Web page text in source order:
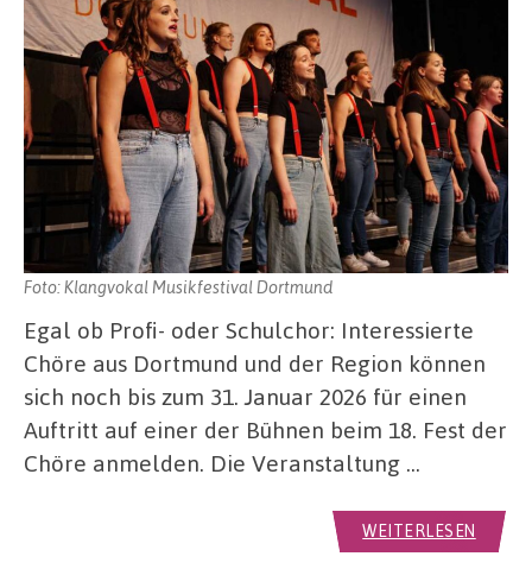
Foto: Klangvokal Musikfestival Dortmund
Egal ob Profi- oder Schulchor: Interessierte
Chöre aus Dortmund und der Region können
sich noch bis zum 31. Januar 2026 für einen
Auftritt auf einer der Bühnen beim 18. Fest der
Chöre anmelden. Die Veranstaltung …
WEITERLESEN